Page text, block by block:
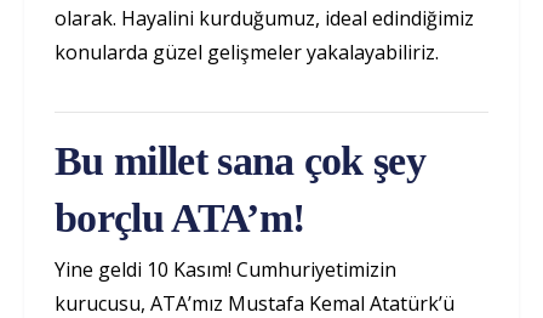
olarak. Hayalini kurduğumuz, ideal edindiğimiz
konularda güzel gelişmeler yakalayabiliriz.
Bu millet sana çok şey
borçlu ATA’m!
Yine geldi 10 Kasım! Cumhuriyetimizin
kurucusu, ATA’mız Mustafa Kemal Atatürk’ü